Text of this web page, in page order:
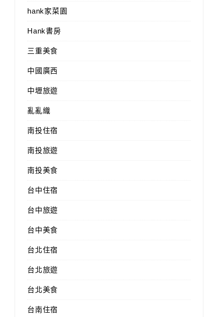
hank家菜園
Hank書房
三重美食
中國廣西
中壢旅遊
亂亂織
南投住宿
南投旅遊
南投美食
台中住宿
台中旅遊
台中美食
台北住宿
台北旅遊
台北美食
台南住宿